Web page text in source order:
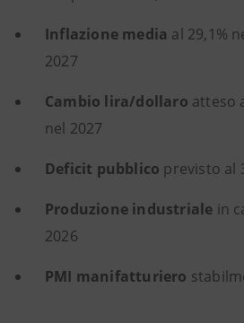
Inflazione media al 29,1%
2027
Cambio lira/dollaro atteso
nel 2027
Deficit pubblico previsto al
Produzione industriale in
2026
PMI manifatturiero